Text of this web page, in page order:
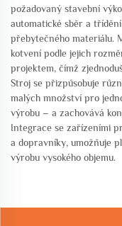
požadovaný stavební
automatické sběr a
přebytečného materiálu.
kotvení podle jejich
projektem, čímž
Stroj se přizpůsobuje
malých množství pro
výrobu – a zachovává
Integrace se zařízeními
a dopravníky, umožňuje
výrobu vysokého objemu.